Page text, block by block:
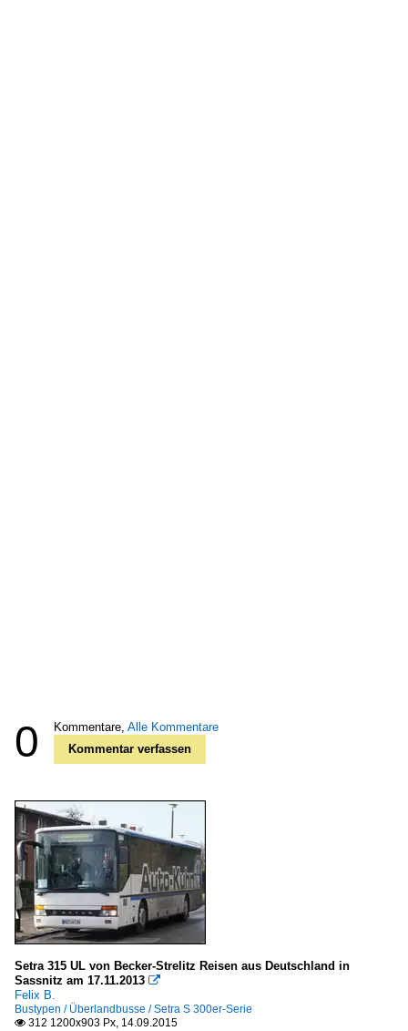
0 Kommentare, Alle Kommentare
Kommentar verfassen
Setra 315 UL von Becker-Strelitz Reisen aus Deutschland in
Sassnitz am 17.11.2013 
Felix B.
Bustypen / Überlandbusse / Setra S 300er-Serie
 312 1200x903 Px, 14.09.2015